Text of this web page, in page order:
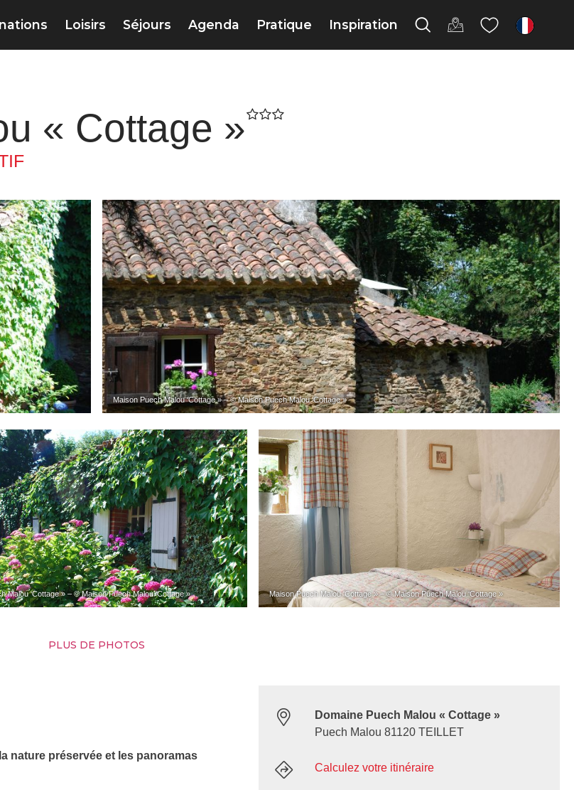
Loisirs Séjours Agenda Pratique Inspiration fr
« Cottage »
Maison Puech Malou ‘Cottage » – © Maison Puech Malou ‘Cottage »
Malou ‘Cottage » – © Maison Puech Malou ‘Cottage » Maison Puech Malou ‘Cottage » – © Maison Puech Malou ‘Cottage »
PLUS DE PHOTOS
nature préservée et les panoramas
Domaine Puech Malou « Cottage »
Puech Malou 81120 TEILLET
Calculez votre itinéraire